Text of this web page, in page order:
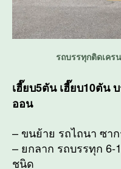
รถบรรทุกติดเคร
เฮี๊ยบ5ตัน เฮี๊ยบ10ตัน
ออน
– ขนย้าย รถไถนา ซา
– ยกลาก รถบรรทุก 6-
ชนิด